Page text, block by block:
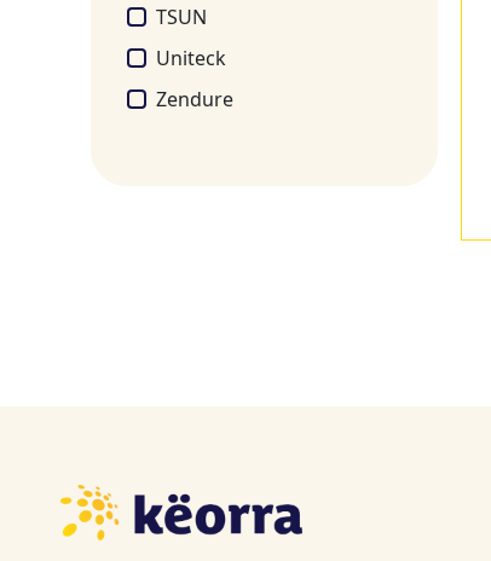
TSUN
Uniteck
Zendure